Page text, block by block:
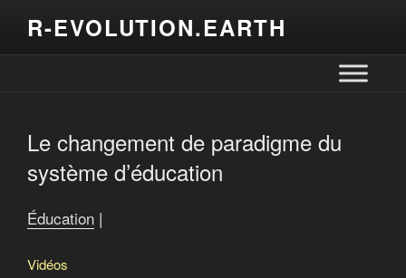
R-EVOLUTION.EARTH
Le changement de paradigme du
système d’éducation
Éducation |
Vidéos